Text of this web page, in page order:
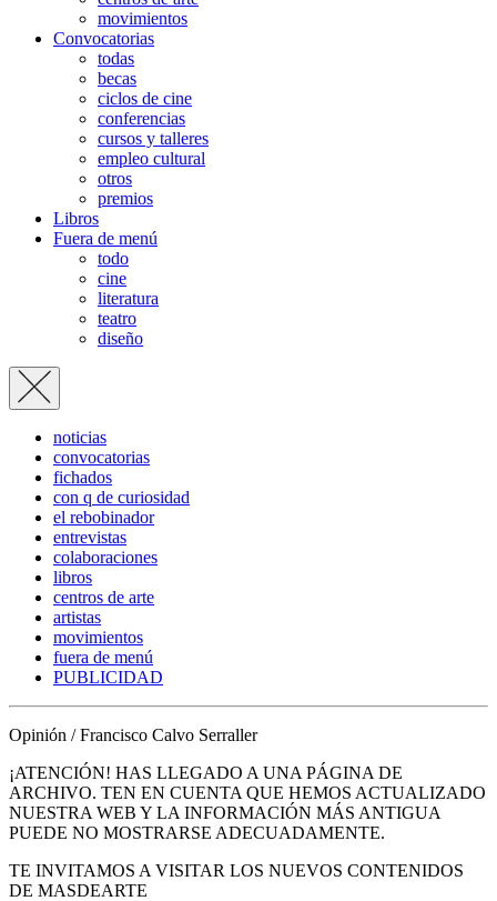
movimientos
Convocatorias
todas
becas
ciclos de cine
conferencias
cursos y talleres
empleo cultural
otros
premios
Libros
Fuera de menú
todo
cine
literatura
teatro
diseño
noticias
convocatorias
fichados
con q de curiosidad
el rebobinador
entrevistas
colaboraciones
libros
centros de arte
artistas
movimientos
fuera de menú
PUBLICIDAD
Opinión / Francisco Calvo Serraller
¡ATENCIÓN! HAS LLEGADO A UNA PÁGINA DE
ARCHIVO. TEN EN CUENTA QUE HEMOS ACTUALIZADO
NUESTRA WEB Y LA INFORMACIÓN MÁS ANTIGUA
PUEDE NO MOSTRARSE ADECUADAMENTE.
TE INVITAMOS A VISITAR LOS NUEVOS CONTENIDOS
DE MASDEARTE